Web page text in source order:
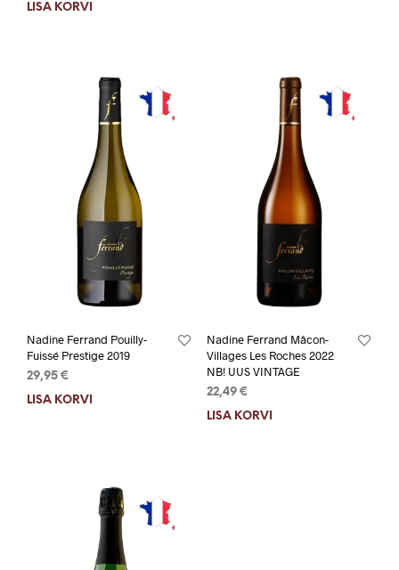
LISA KORVI
Nadine Ferrand Pouilly-
Fuissé Prestige 2019
29,95 €
LISA KORVI
Nadine Ferrand Mâcon-
Villages Les Roches 2022
NB! UUS VINTAGE
22,49 €
LISA KORVI